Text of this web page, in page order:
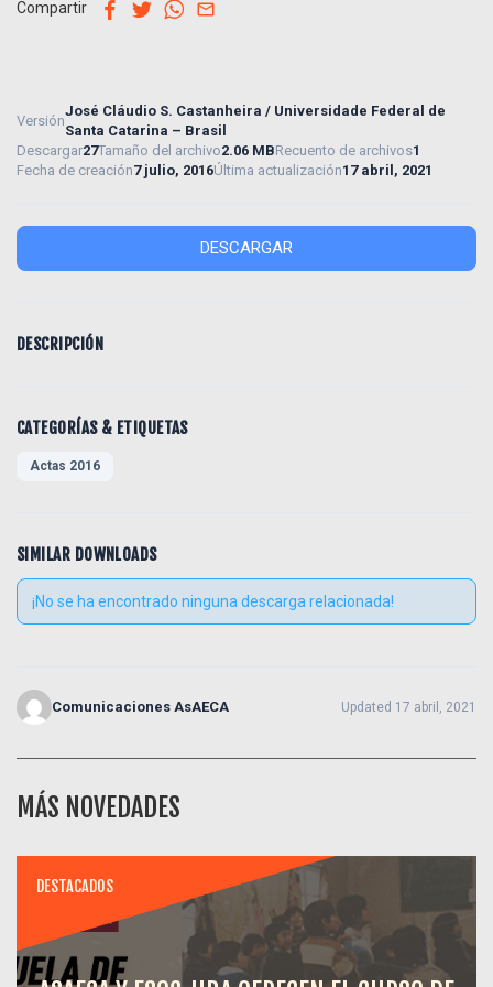
Compartir facebook
twitterwhatsapp
Versión
José Cláudio S. Castanheira / Universidade Federal de
Santa Catarina – Brasil
Descargar27Tamaño del archivo2.06 MBRecuento de archivos1
Fecha de creación7 julio, 2016Última actualización17 abril, 2021
DESCARGAR
DESCRIPCIÓN
CATEGORÍAS & ETIQUETAS
Actas 2016
SIMILAR DOWNLOADS
¡No se ha encontrado ninguna descarga relacionada!
Comunicaciones AsAECA Updated 17 abril, 2021
MÁS NOVEDADES
DESTACADOS